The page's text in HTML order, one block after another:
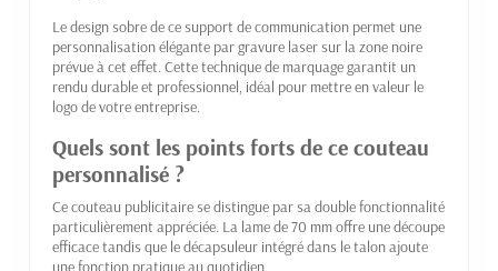
Le design sobre de ce support de communication permet une
personnalisation élégante par gravure laser sur la zone noire
prévue à cet effet. Cette technique de marquage garantit un
rendu durable et professionnel, idéal pour mettre en valeur le
logo de votre entreprise.
Quels sont les points forts de ce couteau
personnalisé ?
Ce couteau publicitaire se distingue par sa double fonctionnalité
particulièrement appréciée. La lame de 70 mm offre une découpe
efficace tandis que le décapsuleur intégré dans le talon ajoute
une fonction pratique au quotidien.